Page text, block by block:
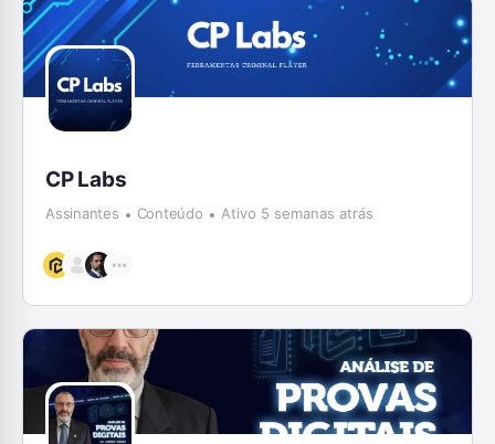
CP Labs
Assinantes Conteúdo Ativo 5 semanas atrás